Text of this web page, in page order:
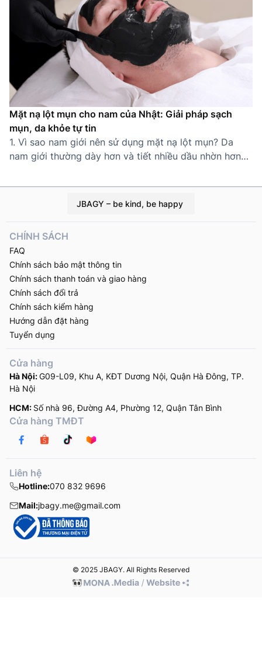
Mặt nạ lột mụn cho nam của Nhật: Giải pháp sạch
mụn, da khỏe tự tin
1. Vì sao nam giới nên sử dụng mặt nạ lột mụn? Da
nam giới thường dày hơn và tiết nhiều dầu nhờn hơn
thành mụn cám, mụn đầu đen. Thói quen sinh hoạt bận
rộn, ít chăm sóc da càng làm tình […]
JBAGY – be kind, be happy
Liên hệ
Hotline:070 832 9696
Mail:jbagy.me@gmail.com
Cửa hàng
Hà Nội:G09-L09, Khu A, KĐT Dương Nội, Quận Hà Đông, TP.
Hà Nội
HCM: Số nhà 96, Đường A4, Phường 12, Quận Tân Bình
Cửa hàng TMĐT
CHÍNH SÁCH
FAQ
Chính sách bảo mật thông tin
Chính sách thanh toán và giao hàng
Chính sách đổi trả
Chính sách kiểm hàng
Hướng dẫn đặt hàng
Tuyển dụng
© 2025 JBAGY. All Rights Reserved